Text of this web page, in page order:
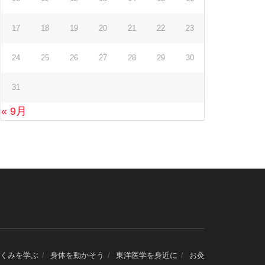
17 18 19 20 21 22 23
24 25 26 27 28 29 30
31
« 9月
みを学ぶ 身体を動かそう 東洋医学を身近に お灸